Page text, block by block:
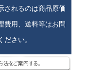
されるのは商品原価
費用、送料等はお問
ださい。